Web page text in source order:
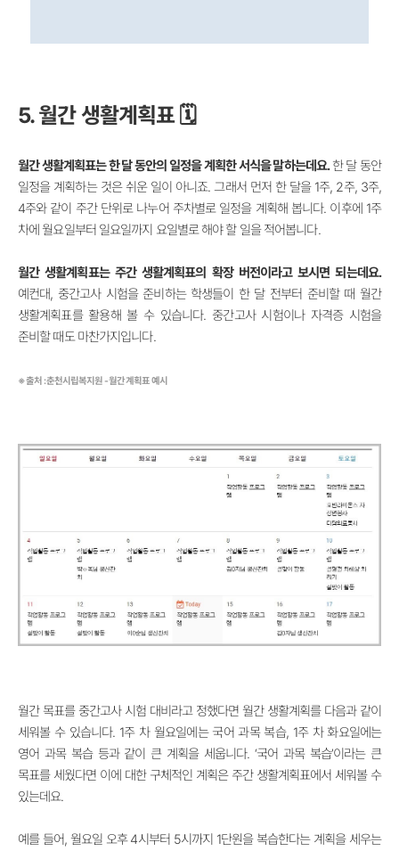
5. 월간 생활계획표 🗓️
월간 생활계획표는 한 달 동안의 일정을 계획한 서식을 말하는데요.한 달 동안
일정을 계획하는 것은 쉬운 일이 아니죠. 그래서 먼저 한 달을 1주, 2주, 3주,
4주와 같이 주간 단위로 나누어 주차별로 일정을 계획해 봅니다. 이후에 1주
차에 월요일부터 일요일까지 요일별로 해야 할 일을 적어봅니다.
월간 생활계획표는 주간 생활계획표의 확장 버전이라고 보시면 되는데요.
예컨대, 중간고사 시험을 준비하는 학생들이 한 달 전부터 준비할 때 월간
생활계획표를 활용해 볼 수 있습니다. 중간고사 시험이나 자격증 시험을
준비할 때도 마찬가지입니다.
※ 출처 : 춘천시립복지원 - 월간 계획표 예시
월간 목표를 중간고사 시험 대비라고 정했다면 월간 생활계획를 다음과 같이
세워볼 수 있습니다. 1주 차 월요일에는 국어 과목 복습, 1주 차 화요일에는
영어 과목 복습 등과 같이 큰 계획을 세웁니다. ‘국어 과목 복습’이라는 큰
목표를 세웠다면 이에 대한 구체적인 계획은 주간 생활계획표에서 세워볼 수
있는데요.
예를 들어, 월요일 오후 4시부터 5시까지 1단원을 복습한다는 계획을 세우는